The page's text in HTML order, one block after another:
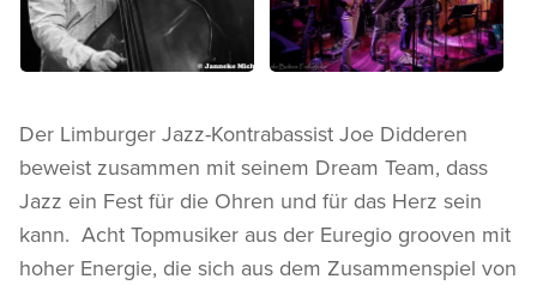
Der Limburger Jazz-Kontrabassist Joe Didderen
beweist zusammen mit seinem Dream Team, dass
Jazz ein Fest für die Ohren und für das Herz sein
kann. Acht Topmusiker aus der Euregio grooven mit
hoher Energie, die sich aus dem Zusammenspiel von